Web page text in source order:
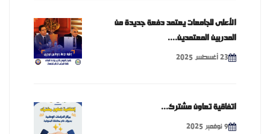
الأعلى للجامعات يعتمد دفعة جديدة من
المدربين المعتمدين....
23 أغسطس 2025
اتفاقية تعاون مشترك...
9 نوفمبر 2025